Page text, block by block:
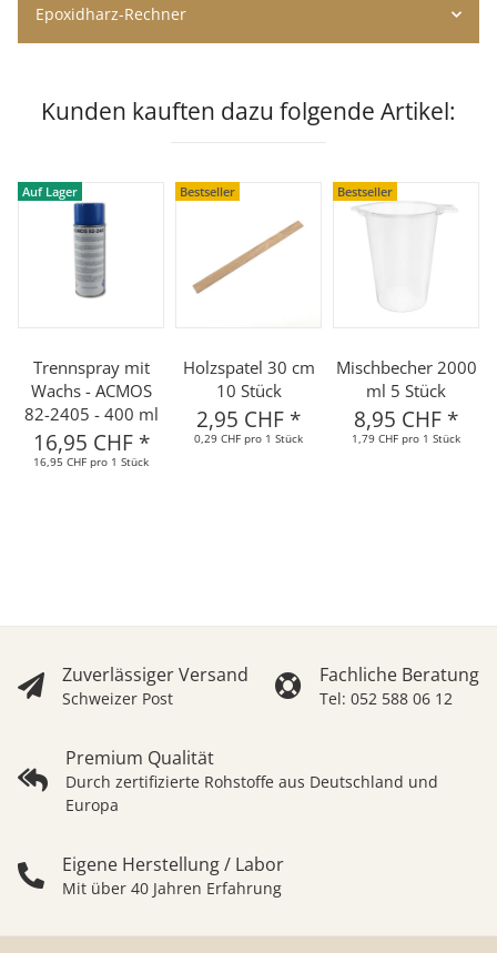
Epoxidharz-Rechner
Kunden kauften dazu folgende Artikel:
Auf Lager
Trennspray mit
Wachs - ACMOS
82-2405 - 400 ml
16,95 CHF *
16,95 CHF pro 1 Stück
Bestseller
Holzspatel 30 cm
10 Stück
2,95 CHF *
0,29 CHF pro 1 Stück
Bestseller
Mischbecher 2000
ml 5 Stück
8,95 CHF *
1,79 CHF pro 1 Stück
Zuverlässiger Versand
Schweizer Post
Fachliche Beratung
Tel: 052 588 06 12
Premium Qualität
Durch zertifizierte Rohstoffe aus Deutschland und
Europa
Eigene Herstellung / Labor
Mit über 40 Jahren Erfahrung